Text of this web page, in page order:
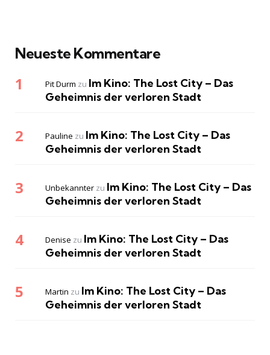
Neueste Kommentare
Pit Durm zu Im Kino: The Lost City – Das
Geheimnis der verloren Stadt
Pauline zu Im Kino: The Lost City – Das
Geheimnis der verloren Stadt
Unbekannter zu Im Kino: The Lost City – Das
Geheimnis der verloren Stadt
Denise zu Im Kino: The Lost City – Das
Geheimnis der verloren Stadt
Martin zu Im Kino: The Lost City – Das
Geheimnis der verloren Stadt